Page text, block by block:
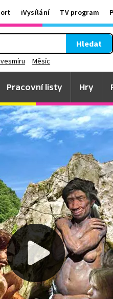
iVysílání TV program
Hledat
Měsíc
Pracovní listy Hry